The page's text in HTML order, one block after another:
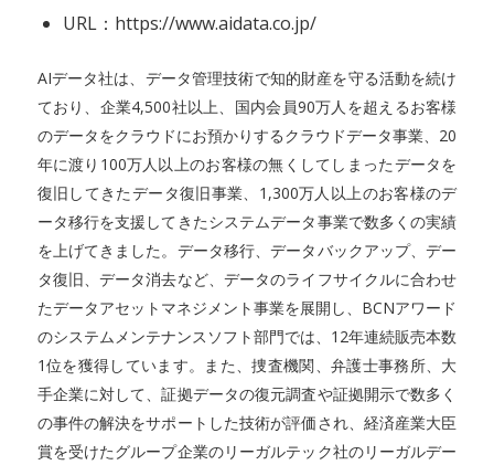
URL：https://www.aidata.co.jp/
AIデータ社は、データ管理技術で知的財産を守る活動を続け
ており、企業4,500社以上、国内会員90万人を超えるお客様
のデータをクラウドにお預かりするクラウドデータ事業、20
年に渡り100万人以上のお客様の無くしてしまったデータを
復旧してきたデータ復旧事業、1,300万人以上のお客様のデ
ータ移行を支援してきたシステムデータ事業で数多くの実績
を上げてきました。データ移行、データバックアップ、デー
タ復旧、データ消去など、データのライフサイクルに合わせ
たデータアセットマネジメント事業を展開し、BCNアワード
のシステムメンテナンスソフト部門では、12年連続販売本数
1位を獲得しています。また、捜査機関、弁護士事務所、大
手企業に対して、証拠データの復元調査や証拠開示で数多く
の事件の解決をサポートした技術が評価され、経済産業大臣
賞を受けたグループ企業のリーガルテック社のリーガルデー